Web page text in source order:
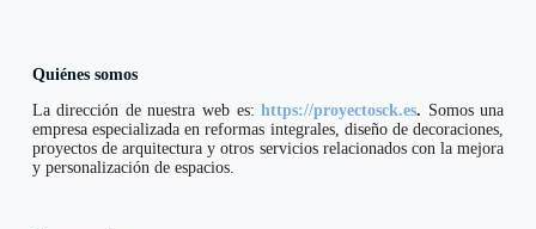
Quiénes somos
La dirección de nuestra web es:https://proyectosck.es. Somos una
empresa especializada en reformas integrales, diseño de decoraciones,
proyectos de arquitectura y otros servicios relacionados con la mejora
y personalización de espacios.